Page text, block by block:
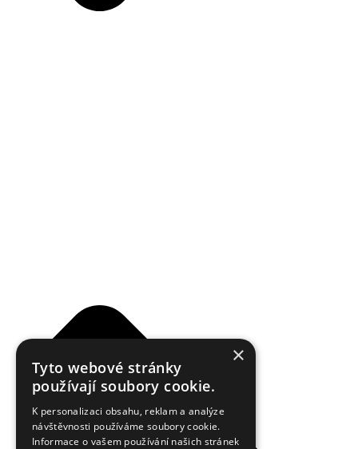
×
Tyto webové stránky
používají soubory cookie.
K personalizaci obsahu, reklam a analýze
návštěvnosti používáme soubory cookie.
Informace o vašem používání našich stránek